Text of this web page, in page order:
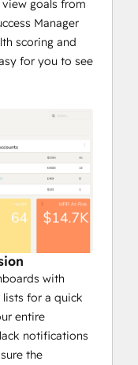
goals from
Manager
scoring and
for you to see
with
lists for a quick
entire
notifications
the